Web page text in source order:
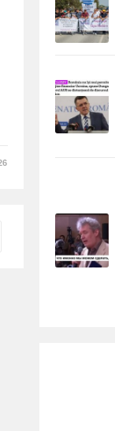
the next page